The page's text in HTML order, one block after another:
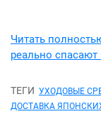
Читать
реально спасают
ТЕГИ УХОДОВЫЕ
ДОСТАВКА